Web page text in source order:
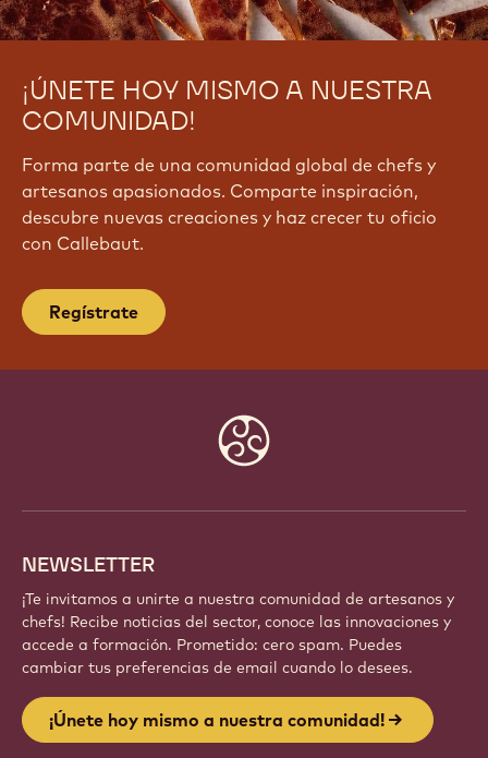
¡ÚNETE HOY MISMO A NUESTRA
COMUNIDAD!
Forma parte de una comunidad global de chefs y
artesanos apasionados. Comparte inspiración,
descubre nuevas creaciones y haz crecer tu oficio
con Callebaut.
Regístrate
NEWSLETTER
¡Te invitamos a unirte a nuestra comunidad de artesanos y
chefs! Recibe noticias del sector, conoce las innovaciones y
accede a formación. Prometido: cero spam. Puedes
cambiar tus preferencias de email cuando lo desees.
¡Únete hoy mismo a nuestra comunidad!